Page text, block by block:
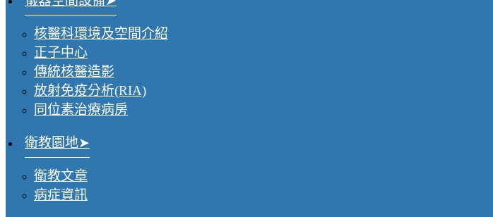
核醫科環境及空間介紹
正子中心
傳統核醫造影
放射免疫分析(RIA)
同位素治療病房
衛教園地
衛教文章
病症資訊